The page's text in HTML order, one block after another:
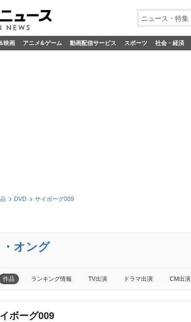
ニュース・特集
映画 アニメ&ゲーム 動画配信サービス スポーツ 社会・経済
DVD サイボーグ009
オング
作品 ランキング情報 TV出演 ドラマ出演 CM出演
ボーグ009